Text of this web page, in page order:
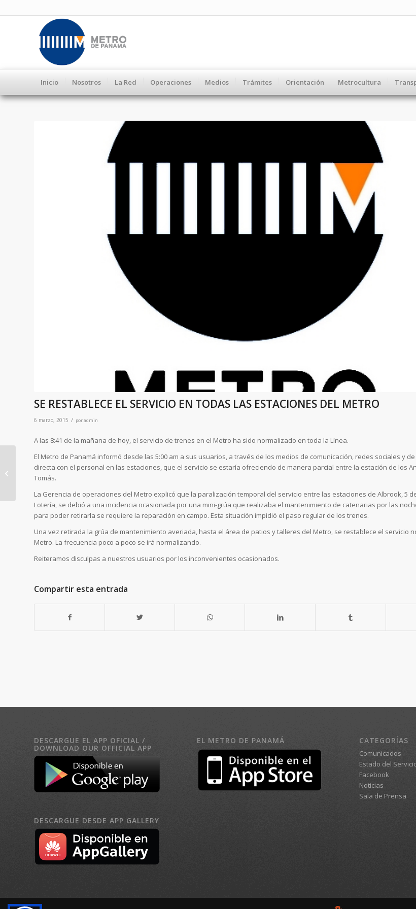
Inicio Nosotros La Red Operaciones Medios Trámites Orientación Metrocultura
SE RESTABLECE EL SERVICIO EN TODAS LAS ESTACIONES DEL METRO
6 marzo, 2015 / poradmin
A las 8:41 de la mañana de hoy, el servicio de trenes en el Metro ha sido normalizado en toda la Línea.
El Metro de Panamá informó desde las 5:00 am a sus usuarios, a través de los medios de comunicación, redes sociales y
directa con el personal en las estaciones, que el servicio se estaría ofreciendo de manera parcial entre la estación de los
Tomás.
La Gerencia de operaciones del Metro explicó que la paralización temporal del servicio entre las estaciones de Albrook, 5
Lotería, se debió a una incidencia ocasionada por una mini-grúa que realizaba el mantenimiento de catenarias por las
para poder retirarla se requiere la reparación en campo. Esta situación impidió el paso regular de los trenes.
Una vez retirada la grúa de mantenimiento averiada, hasta el área de patios y talleres del Metro, se restablece el servicio
Metro. La frecuencia poco a poco se irá normalizando.
Reiteramos disculpas a nuestros usuarios por los inconvenientes ocasionados.
Compartir esta entrada
DESCARGUE EL APP OFICIAL /
DOWNLOAD OUR OFFICIAL APP
DESCARGUE DESDE APP GALLERY
EL METRO DE PANAMÁ CATEGORÍAS
Comunicados
Estado del
Facebook
Noticias
Sala de Prensa
Metro de Panamá
de inicio de clase en el
IPT Nicolás...